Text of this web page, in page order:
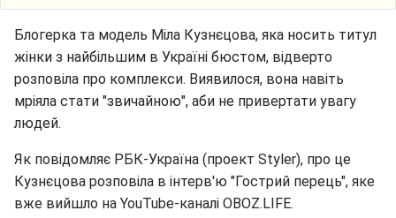
Блогерка та модель Міла Кузнєцова, яка носить титул
жінки з найбільшим в Україні бюстом, відверто
розповіла про комплекси. Виявилося, вона навіть
мріяла стати "звичайною", аби не привертати увагу
людей.
Як повідомляє РБК-Україна (проект Styler), про це
Кузнєцова розповіла в інтерв'ю "Гострий перець", яке
вже вийшло на YouTube-каналі OBOZ.LIFE.